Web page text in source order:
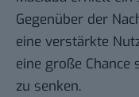
Gegenüber der
eine verstärkte
eine große Chance
zu senken.